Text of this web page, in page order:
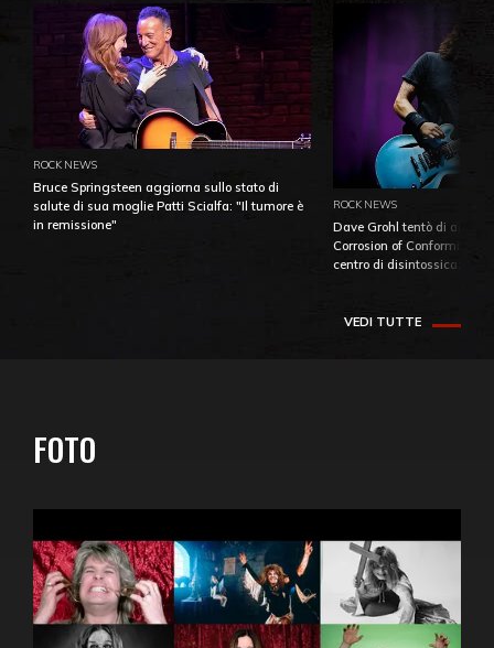
ROCK NEWS
Bruce Springsteen aggiorna sullo stato di
salute di sua moglie Patti Scialfa: "Il tumore è
in remissione"
ROCK NEWS
Dave Grohl tentò di
Corrosion of Conformity
centro di
VEDI TUTTE
FOTO